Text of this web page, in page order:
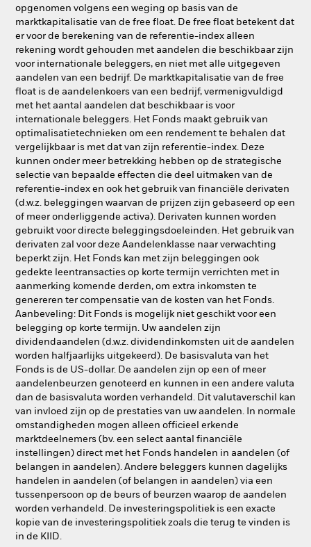
opgenomen volgens een weging op basis van de
marktkapitalisatie van de free float. De free float betekent dat
er voor de berekening van de referentie-index alleen
rekening wordt gehouden met aandelen die beschikbaar zijn
voor internationale beleggers, en niet met alle uitgegeven
aandelen van een bedrijf. De marktkapitalisatie van de free
float is de aandelenkoers van een bedrijf, vermenigvuldigd
met het aantal aandelen dat beschikbaar is voor
internationale beleggers. Het Fonds maakt gebruik van
optimalisatietechnieken om een rendement te behalen dat
vergelijkbaar is met dat van zijn referentie-index. Deze
kunnen onder meer betrekking hebben op de strategische
selectie van bepaalde effecten die deel uitmaken van de
referentie-index en ook het gebruik van financiële derivaten
(d.w.z. beleggingen waarvan de prijzen zijn gebaseerd op een
of meer onderliggende activa). Derivaten kunnen worden
gebruikt voor directe beleggingsdoeleinden. Het gebruik van
derivaten zal voor deze Aandelenklasse naar verwachting
beperkt zijn. Het Fonds kan met zijn beleggingen ook
gedekte leentransacties op korte termijn verrichten met in
aanmerking komende derden, om extra inkomsten te
genereren ter compensatie van de kosten van het Fonds.
Aanbeveling: Dit Fonds is mogelijk niet geschikt voor een
belegging op korte termijn. Uw aandelen zijn
dividendaandelen (d.w.z. dividendinkomsten uit de aandelen
worden halfjaarlijks uitgekeerd). De basisvaluta van het
Fonds is de US-dollar. De aandelen zijn op een of meer
aandelenbeurzen genoteerd en kunnen in een andere valuta
dan de basisvaluta worden verhandeld. Dit valutaverschil kan
van invloed zijn op de prestaties van uw aandelen. In normale
omstandigheden mogen alleen officieel erkende
marktdeelnemers (bv. een select aantal financiële
instellingen) direct met het Fonds handelen in aandelen (of
belangen in aandelen). Andere beleggers kunnen dagelijks
handelen in aandelen (of belangen in aandelen) via een
tussenpersoon op de beurs of beurzen waarop de aandelen
worden verhandeld. De investeringspolitiek is een exacte
kopie van de investeringspolitiek zoals die terug te vinden is
in de KIID.